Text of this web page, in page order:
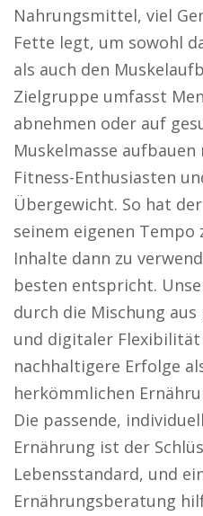
Nahrungsmittel, viel
Fette legt, um sowohl
als auch den
Zielgruppe umfasst
abnehmen oder auf
Muskelmasse
Fitness-Enthusiasten
Übergewicht. So hat
seinem eigenen Tempo
Inhalte dann zu
besten entspricht.
durch die Mischung
und digitaler Flexibilität
nachhaltigere Erfolge
herkömmlichen
Die passende,
Ernährung ist der
Lebensstandard, und
Ernährungsberatung